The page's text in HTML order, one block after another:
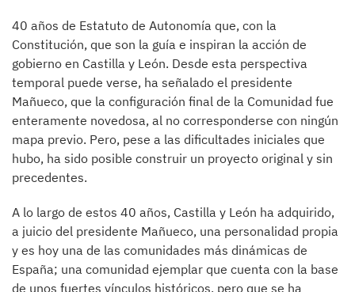
40 años de Estatuto de Autonomía que, con la
Constitución, que son la guía e inspiran la acción de
gobierno en Castilla y León. Desde esta perspectiva
temporal puede verse, ha señalado el presidente
Mañueco, que la configuración final de la Comunidad fue
enteramente novedosa, al no corresponderse con ningún
mapa previo. Pero, pese a las dificultades iniciales que
hubo, ha sido posible construir un proyecto original y sin
precedentes.
A lo largo de estos 40 años, Castilla y León ha adquirido,
a juicio del presidente Mañueco, una personalidad propia
y es hoy una de las comunidades más dinámicas de
España; una comunidad ejemplar que cuenta con la base
de unos fuertes vínculos históricos, pero que se ha